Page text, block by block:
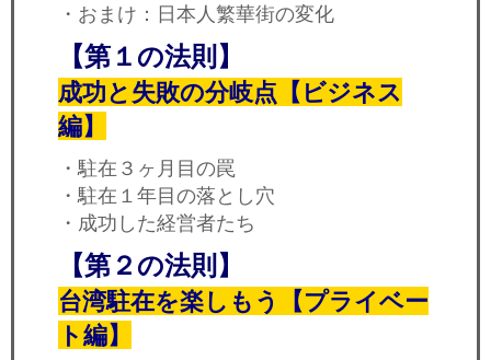
・おまけ：日本人繁華街の変化
【第１の法則】
成功と失敗の分岐点【ビジネス
編】
・駐在３ヶ月目の罠
・駐在１年目の落とし穴
・成功した経営者たち
【第２の法則】
台湾駐在を楽しもう【プライベー
ト編】